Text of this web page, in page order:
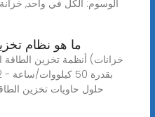
ما هو نظام